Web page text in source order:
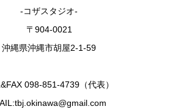
-コザスタジオ-
〒904-0021
沖縄県沖縄市胡屋2-1-59
098-851-4739（代表）